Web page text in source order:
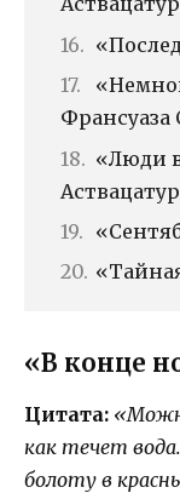
Франсуаза
«Люди
«В конце
Цитата:
как течет
болоту в